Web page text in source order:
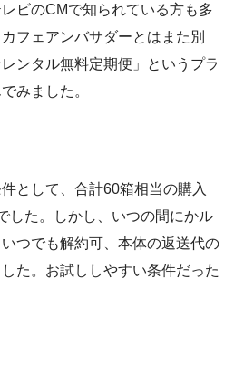
ビのCMで知られている方も多
フェアンバサダーとはまた別
ンタル無料定期便」というプラ
みました。
として、合計60箱相当の購入
した。しかし、いつの間にかル
つでも解約可、本体の返送代の
た。お試ししやすい条件だった